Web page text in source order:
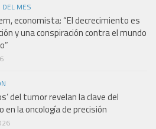
DEL MES
economista: “El decrecimiento es
y una conspiración contra el mundo
del tumor revelan la clave del
la oncología de precisión